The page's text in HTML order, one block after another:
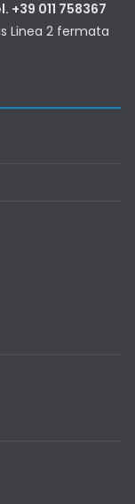
+39 011 758367
Linea 2 fermata